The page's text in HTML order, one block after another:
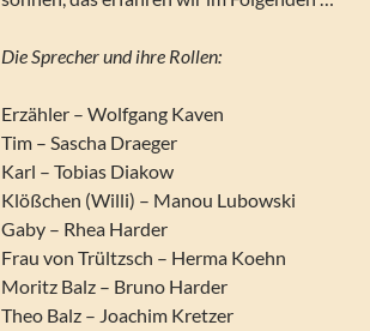
Die Sprecher und ihre Rollen:
Erzähler – Wolfgang Kaven
Tim – Sascha Draeger
Karl – Tobias Diakow
Klößchen (Willi) – Manou Lubowski
Gaby – Rhea Harder
Frau von Trültzsch – Herma Koehn
Moritz Balz – Bruno Harder
Theo Balz – Joachim Kretzer